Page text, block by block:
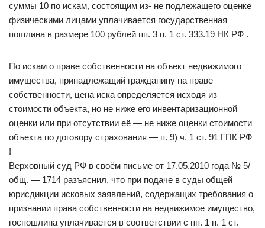
суммы 10 по искам, состоящим из- не подлежащего оценке
физическими лицами уплачивается государственная
пошлина в размере 100 рублей пп. 3 п. 1 ст. 333.19 НК РФ .
По искам о праве собственности на объект недвижимого
имущества, принадлежащий гражданину на праве
собственности, цена иска определяется исходя из
стоимости объекта, но не ниже его инвентаризационной
оценки или при отсутствии её — не ниже оценки стоимости
объекта по договору страхования — п. 9) ч. 1 ст. 91 ГПК РФ
!
Верховный суд РФ в своём письме от 17.05.2010 года № 5/
общ. — 1714 разъяснил, что при подаче в суды общей
юрисдикции исковых заявлений, содержащих требования о
признании права собственности на недвижимое имущество,
госпошлина уплачивается в соответствии с пп. 1 п. 1 ст.